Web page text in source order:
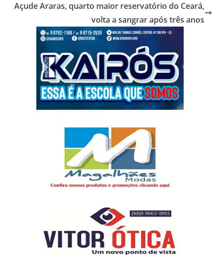
Açude Araras, quarto maior reservatório do Ceará,
volta a sangrar após três anos